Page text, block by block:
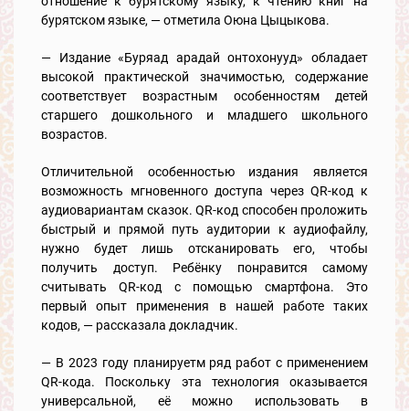
бурятском языке, — отметила Оюна Цыцыкова.
— Издание «Буряад арадай онтохонууд» обладает
высокой практической значимостью, содержание
соответствует возрастным особенностям детей
старшего дошкольного и младшего школьного
возрастов.
Отличительной особенностью издания является
возможность мгновенного доступа через QR-код к
аудиовариантам сказок. QR-код способен проложить
быстрый и прямой путь аудитории к аудиофайлу,
нужно будет лишь отсканировать его, чтобы
получить доступ. Ребёнку понравится самому
считывать QR-код с помощью смартфона. Это
первый опыт применения в нашей работе таких
кодов, — рассказала докладчик.
— В 2023 году планируетм ряд работ с применением
QR-кода. Поскольку эта технология оказывается
универсальной, её можно использовать в